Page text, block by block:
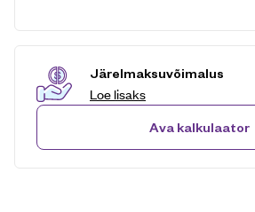
Järelmaksuvõimalus
Loe lisaks
Ava kalkulaator